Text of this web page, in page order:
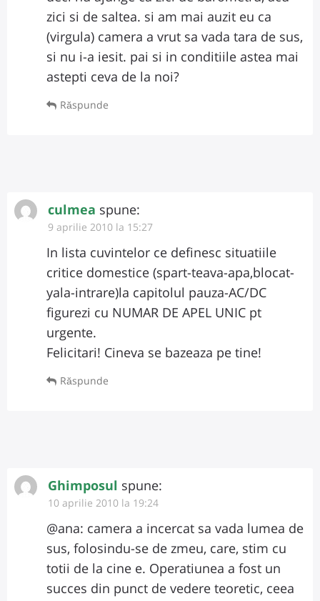
zici si de saltea. si am mai auzit eu ca
(virgula) camera a vrut sa vada tara de sus,
si nu i-a iesit. pai si in conditiile astea mai
astepti ceva de la noi?
Răspunde
culmea spune:
9 aprilie 2010 la 15:27
In lista cuvintelor ce definesc situatiile
critice domestice (spart-teava-apa,blocat-
yala-intrare)la capitolul pauza-AC/DC
figurezi cu NUMAR DE APEL UNIC pt
urgente.
Felicitari! Cineva se bazeaza pe tine!
Răspunde
Ghimposul spune:
10 aprilie 2010 la 19:24
@ana: camera a incercat sa vada lumea de
sus, folosindu-se de zmeu, care, stim cu
totii de la cine e. Operatiunea a fost un
succes din punct de vedere teoretic, ceea